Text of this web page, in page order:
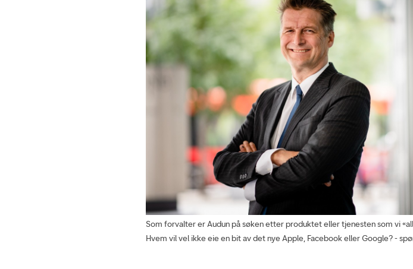
Som forvalter er Audun på søken etter produktet eller tjenesten som vi
Hvem vil vel ikke eie en bit av det nye Apple, Facebook eller Google? -